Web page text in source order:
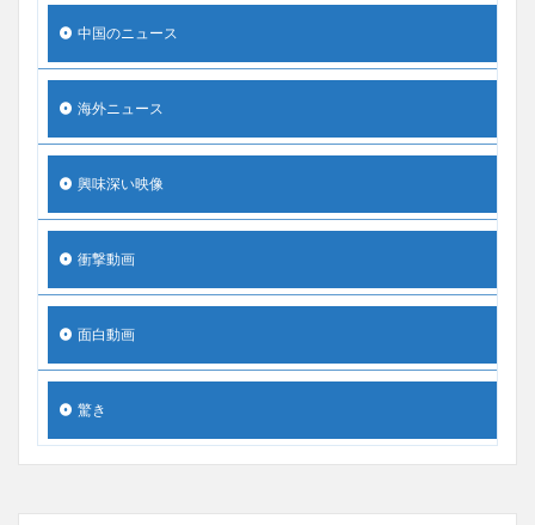
中国のニュース
海外ニュース
興味深い映像
衝撃動画
面白動画
驚き